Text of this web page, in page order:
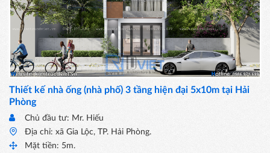
Thiết kế nhà ống (nhà phố) 3 tầng hiện đại 5x10m tại Hải
Phòng
Chủ đầu tư: Mr. Hiếu
Địa chỉ: xã Gia Lộc, TP. Hải Phòng.
Mặt tiền: 5m.